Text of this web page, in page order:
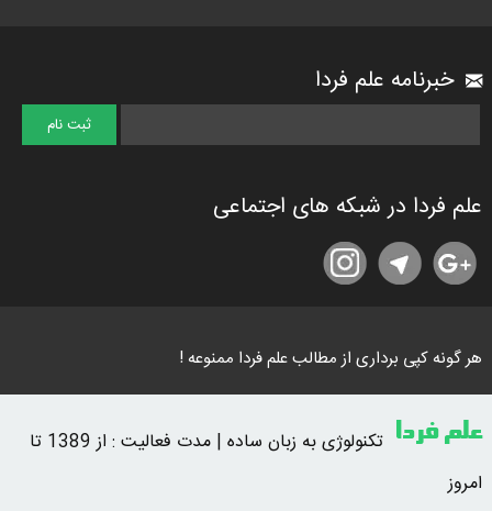
خبرنامه علم فردا
علم فردا در شبکه های اجتماعی
هر گونه کپی برداری از مطالب علم فردا ممنوعه !
علم فردا
تکنولوژی به زبان ساده | مدت فعالیت : از 1389 تا
امروز